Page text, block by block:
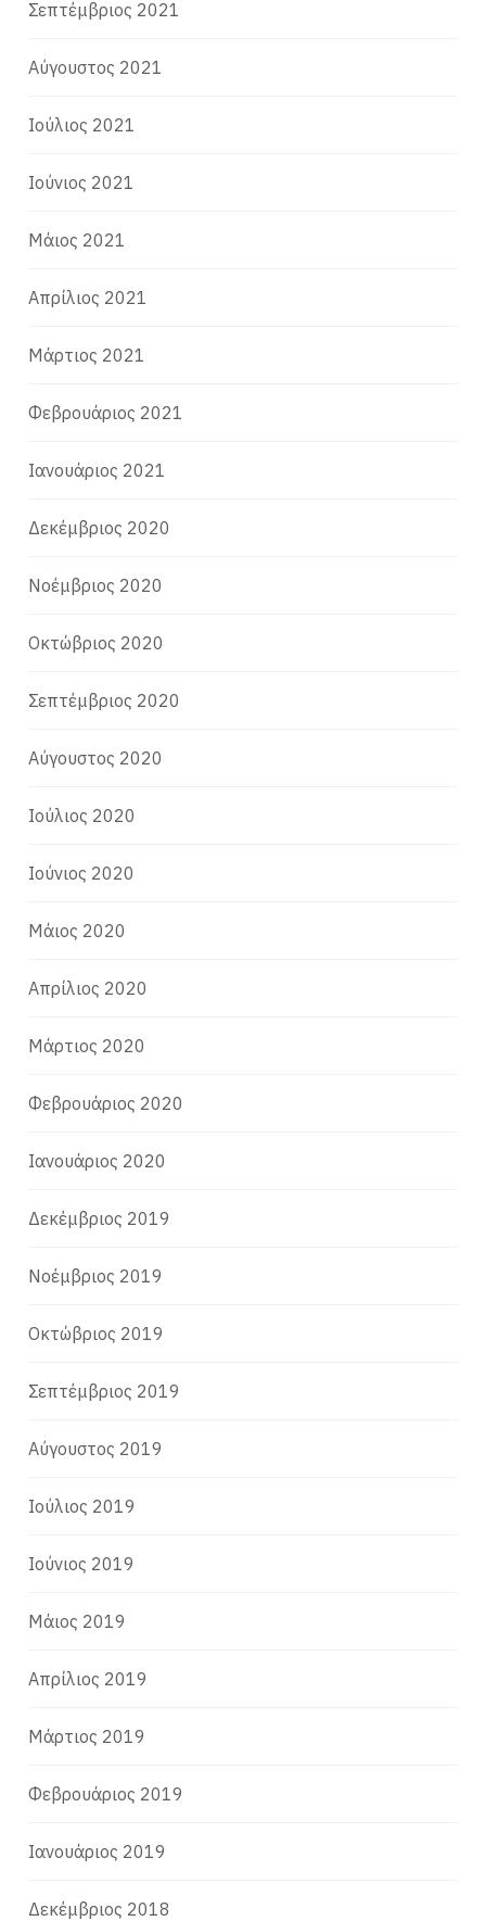
Σεπτέμβριος 2021
Αύγουστος 2021
Ιούλιος 2021
Ιούνιος 2021
Μάιος 2021
Απρίλιος 2021
Μάρτιος 2021
Φεβρουάριος 2021
Ιανουάριος 2021
Δεκέμβριος 2020
Νοέμβριος 2020
Οκτώβριος 2020
Σεπτέμβριος 2020
Αύγουστος 2020
Ιούλιος 2020
Ιούνιος 2020
Μάιος 2020
Απρίλιος 2020
Μάρτιος 2020
Φεβρουάριος 2020
Ιανουάριος 2020
Δεκέμβριος 2019
Νοέμβριος 2019
Οκτώβριος 2019
Σεπτέμβριος 2019
Αύγουστος 2019
Ιούλιος 2019
Ιούνιος 2019
Μάιος 2019
Απρίλιος 2019
Μάρτιος 2019
Φεβρουάριος 2019
Ιανουάριος 2019
Δεκέμβριος 2018